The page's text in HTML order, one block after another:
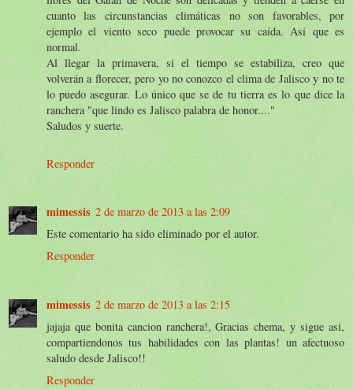
cuanto las circunstancias climáticas no son favorables, por
ejemplo el viento seco puede provocar su caída. Así que es
normal.
Al llegar la primavera, si el tiempo se estabiliza, creo que
volverán a florecer, pero yo no conozco el clima de Jalisco y no te
lo puedo asegurar. Lo único que se de tu tierra es lo que dice la
ranchera "que lindo es Jalisco palabra de honor...."
Saludos y suerte.
Responder
mimessis 2 de marzo de 2013 a las 2:09
Este comentario ha sido eliminado por el autor.
Responder
mimessis 2 de marzo de 2013 a las 2:15
jajaja que bonita cancion ranchera!, Gracias chema, y sigue asi,
compartiendonos tus habilidades con las plantas! un afectuoso
saludo desde Jalisco!!
Responder